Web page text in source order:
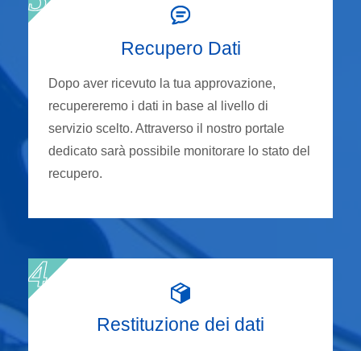
Recupero Dati
Dopo aver ricevuto la tua approvazione,
recupereremo i dati in base al livello di
servizio scelto. Attraverso il nostro portale
dedicato sarà possibile monitorare lo stato del
recupero.
Restituzione dei dati